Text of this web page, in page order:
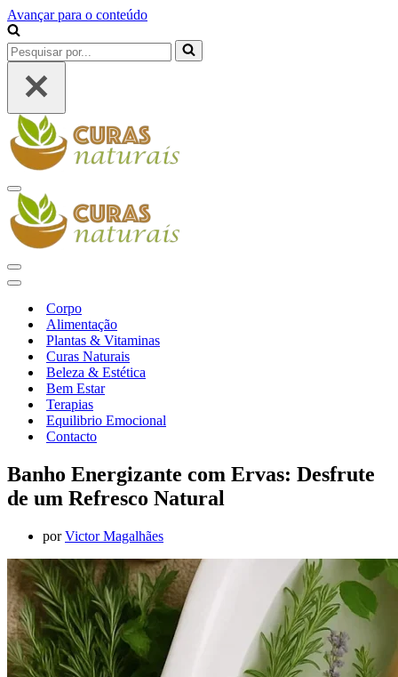
Avançar para o conteúdo
Pesquisar
por...
Menu
de
navegação
Menu
de
Menu
navegação
Corpo
Alimentação
Plantas & Vitaminas
Curas Naturais
Beleza & Estética
Bem Estar
Terapias
Equilibrio Emocional
Contacto
Banho Energizante com Ervas: Desfrute
de um Refresco Natural
porVictor Magalhães